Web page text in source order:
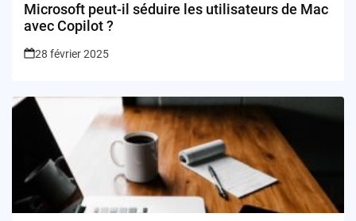
Microsoft peut-il séduire les utilisateurs de Mac
avec Copilot ?
28 février 2025